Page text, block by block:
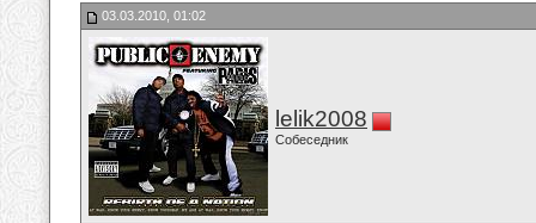
03.03.2010, 01:02
lelik2008
Собеседник